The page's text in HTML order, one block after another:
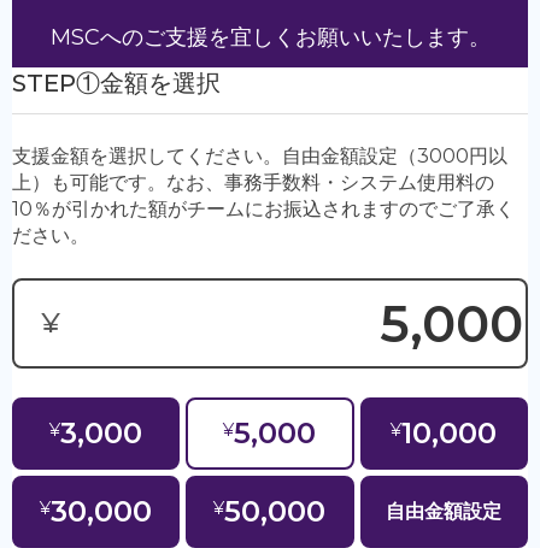
法人格、名に会社名)をご入力ください。）
・メールアドレス（必ず届くアドレスを入力してくださ
い）
・フリガナ
・電話番号
・応援バナー掲載希望
・応援バナー掲載コメント（短文のみ、長文は一部掲
※利用可能なカード：Visa・MasterCard・American
※恐れ入りますが銀行振込手数料はご負担下さい